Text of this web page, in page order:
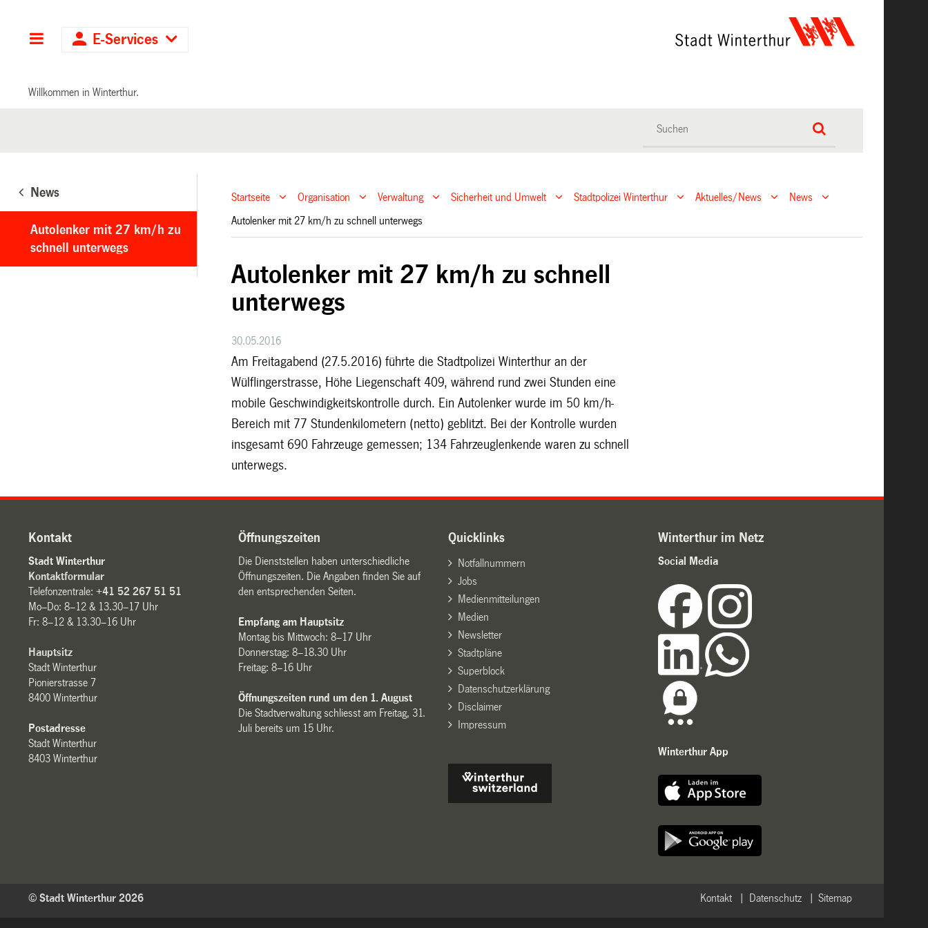
Hauptnavigation
E-Services
Willkommen in Winterthur.
News
Autolenker mit 27 km/h zu
schnell unterwegs
Startseite Organisation Verwaltung Sicherheit und Umwelt Stadtpolizei Winterthur Aktuelles/News
News
Autolenker mit 27 km/h zu schnell unterwegs
Autolenker mit 27 km/h zu schnell
unterwegs
30.05.2016
Am Freitagabend (27.5.2016) führte die Stadtpolizei Winterthur an der
Wülflingerstrasse, Höhe Liegenschaft 409, während rund zwei Stunden eine
mobile Geschwindigkeitskontrolle durch. Ein Autolenker wurde im 50 km/h-
Bereich mit 77 Stundenkilometern (netto) geblitzt. Bei der Kontrolle wurden
insgesamt 690 Fahrzeuge gemessen; 134 Fahrzeuglenkende waren zu schnell
unterwegs.
Kontakt
Stadt Winterthur
Kontaktformular
Telefonzentrale:+41 52 267 51 51
Mo–Do: 8–12 & 13.30–17 Uhr
Fr: 8–12 & 13.30–16 Uhr
Hauptsitz
Stadt Winterthur
Pionierstrasse 7
8400 Winterthur
Postadresse
Stadt Winterthur
8403 Winterthur
Öffnungszeiten
Die Dienststellen haben unterschiedliche
Öffnungszeiten. Die Angaben finden Sie auf
den entsprechenden Seiten.
Empfang am Hauptsitz
Montag bis Mittwoch: 8–17 Uhr
Donnerstag: 8–18.30 Uhr
Freitag: 8–16 Uhr
Öffnungszeiten rund um den 1. August
Die Stadtverwaltung schliesst am Freitag, 31.
Juli bereits um 15 Uhr.
Quicklinks
Notfallnummern
Jobs
Medienmitteilungen
Medien
Newsletter
Stadtpläne
Superblock
Datenschutzerklärung
Disclaimer
Impressum
Winterthur im Netz
Social Media
Winterthur App
Sitemap
Datenschutz
Kontakt
© Stadt Winterthur 2026